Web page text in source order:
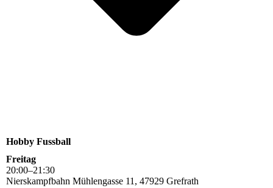
Hobby Fussball
Freitag
20:00–21 :30
Nierskampfbahn Mühlengasse 11, 47929 Grefrath